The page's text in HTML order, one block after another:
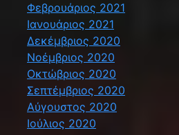
Φεβρουάριος 2021
Ιανουάριος 2021
Δεκέμβριος 2020
Νοέμβριος 2020
Οκτώβριος 2020
Σεπτέμβριος 2020
Αύγουστος 2020
Ιούλιος 2020